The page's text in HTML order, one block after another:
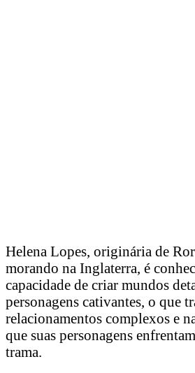
Helena Lopes, originária de
morando na Inglaterra, é
capacidade de criar mundos
personagens cativantes, o que
relacionamentos complexos e
que suas personagens
trama.